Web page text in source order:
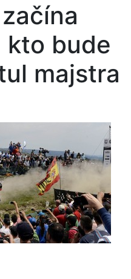
kto bude
majstra